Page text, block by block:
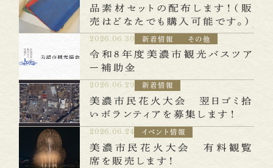
検索
品素材セットの配布します！（販
売はどなたでも購入可能です。）
2026.06.30 新着情報 その他
令和８年度美濃市観光バスツア
ー補助金
2026.06.29 新着情報
美濃市民花火大会 翌日ゴミ拾
いボランティアを募集します！
2026.06.24 イベント情報
美濃市民花火大会 有料観覧
席を販売します！